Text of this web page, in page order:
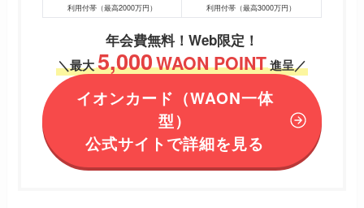
利用付帯（最高2000万円）
利用付帯（最高3000万円）
年会費無料！ Web限定！
＼最大5,000WAON POINT進呈／
イオンカード （WAON一体
型）
公式サイトで詳細を見る